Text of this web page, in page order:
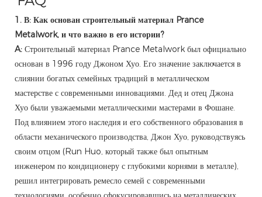
1. В: Как основан строительный материал Prance
Metalwork, и что важно в его истории?
A: Строительный материал Prance Metalwork был официально
основан в 1996 году Джоном Хуо. Его значение заключается в
слиянии богатых семейных традиций в металлическом
мастерстве с современными инновациями. Дед и отец Джона
Хуо были уважаемыми металлическими мастерами в Фошане.
Под влиянием этого наследия и его собственного образования в
области механического производства, Джон Хуо, руководствуясь
своим отцом (Run Huo, который также был опытным
инженером по кондиционеру с глубокими корнями в металле),
решил интегрировать ремесло семей с современными